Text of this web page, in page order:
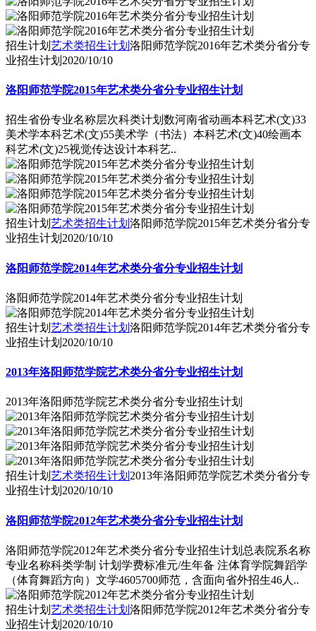
招生计划 艺术类招生计划 洛阳师范学院2016年艺术类分省分专
业招生计划 2020/10/10
洛阳师范学院2015年艺术类分省分专业招生计划
招生省份专业名称层次科类计划数河南省动画本科艺术(文)33
美术学本科艺术(文)55美术学（书法）本科艺术(文)40绘画本
科艺术(文)25视觉传达设计本科艺..
招生计划 艺术类招生计划 洛阳师范学院2015年艺术类分省分专
业招生计划 2020/10/10
洛阳师范学院2014年艺术类分省分专业招生计划
洛阳师范学院2014年艺术类分省分专业招生计划
招生计划 艺术类招生计划 洛阳师范学院2014年艺术类分省分专
业招生计划 2020/10/10
2013年洛阳师范学院艺术类分省分专业招生计划
2013年洛阳师范学院艺术类分省分专业招生计划
招生计划 艺术类招生计划 2013年洛阳师范学院艺术类分省分专
业招生计划 2020/10/10
洛阳师范学院2012年艺术类分省分专业招生计划
洛阳师范学院2012年艺术类分省分专业招生计划总表院系名称
专业名称科类学制 计划学费标准元/生年备 注体育学院舞蹈学
（体育舞蹈方向）文学4605700师范，含面向省外招生46人..
招生计划 艺术类招生计划 洛阳师范学院2012年艺术类分省分专
业招生计划 2020/10/10